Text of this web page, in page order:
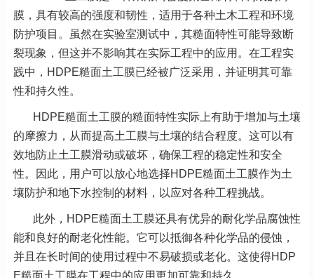
膜，具有较高的强度和韧性，适用于各种土木工程和环境
防护项目。虽然在实验室测试中，其糙面特性可能导致断
裂现象，但这并不影响其在实际工程中的应用。在工程实
践中，HDPE糙面土工膜已经被广泛采用，并证明其可靠
性和持久性。
HDPE糙面土工膜的糙面特性实际上有助于增加与土壤
的摩擦力，从而提高土工膜与土壤的结合程度。这可以有
效地防止土工膜滑动或破坏，确保工程的稳定性和安全
性。因此，用户可以放心地选择HDPE糙面土工膜作为土
壤防护和地下水控制的材料，以应对各种工程挑战。
此外，HDPE糙面土工膜还具有优异的耐化学品腐蚀性
能和良好的耐老化性能。它可以抵御各种化学品的侵蚀，
并且在长时间的使用过程中不易破损或老化。这使得HDP
E糙面土工膜在工程中的应用更加可靠和持久。